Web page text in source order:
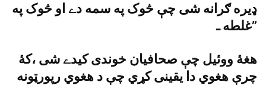
ډيره ګرانه شى چې څوک په سمه دے او څوک په
غلطه ـ”
هغۀ ووئيل چې صحافيان خوندى کيدے شى ،کۀ
چرې هغوي دا يقينى کړي چې د هغوي رپورټونه